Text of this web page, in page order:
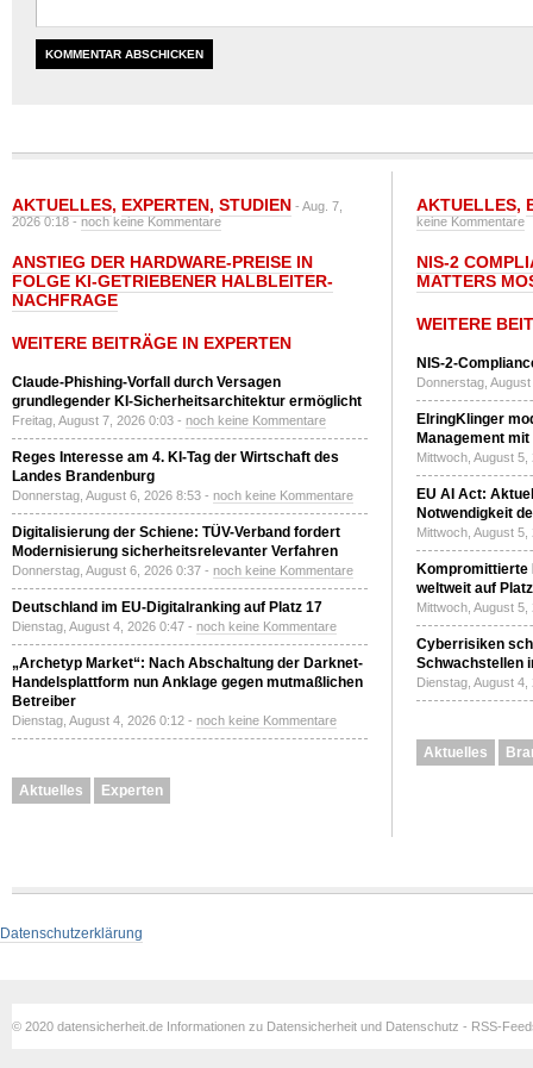
AKTUELLES, EXPERTEN, STUDIEN - Aug. 7,
2026 0:18 -noch keine Kommentare
ANSTIEG DER HARDWARE-PREISE IN
FOLGE KI-GETRIEBENER HALBLEITER-
NACHFRAGE
WEITERE BEITRÄGE IN EXPERTEN
Claude-Phishing-Vorfall durch Versagen
grundlegender KI-Sicherheitsarchitektur ermöglicht
Freitag, August 7, 2026 0:03 - noch keine Kommentare
Reges Interesse am 4. KI-Tag der Wirtschaft des
Landes Brandenburg
Donnerstag, August 6, 2026 8:53 - noch keine Kommentare
Digitalisierung der Schiene: TÜV-Verband fordert
Modernisierung sicherheitsrelevanter Verfahren
Donnerstag, August 6, 2026 0:37 - noch keine Kommentare
Deutschland im EU-Digitalranking auf Platz 17
Dienstag, August 4, 2026 0:47 - noch keine Kommentare
„Archetyp Market“: Nach Abschaltung der Darknet-
Handelsplattform nun Anklage gegen mutmaßlichen
Betreiber
Dienstag, August 4, 2026 0:12 - noch keine Kommentare
Aktuelles Experten
AKTUELLES,
keine Kommentare
NIS-2
MATTERS
WEITERE
NIS-2-
Donnerstag,
ElringKlinger
Management
Mittwoch, August
EU AI Act:
Notwendigkeit
Mittwoch, August
Kompromittierte
weltweit auf
Mittwoch, August
Cyberrisiken
Schwachstellen
Dienstag, August
Aktuelles
Datenschutzerklärung
© 2020 datensicherheit.de Informationen zu Datensicherheit und Datenschutz - RSS-